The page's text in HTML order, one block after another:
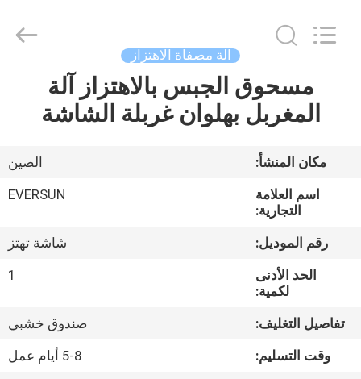
مسكن
عرض
الافتراضي
معلومات
عنا
آلة مصفاة الاهتزاز
مسحوق الجبس بالاهتزاز آلة
المغربل بهلوان غربلة الشاشة
مكان المنشأ:
الصين
اسم العلامة
التجارية:
EVERSUN
رقم الموديل:
شاشة تهتز
الحد الأدنى
لكمية:
1
تفاصيل التغليف:
صندوق خشبي
وقت التسليم:
5-8 أيام عمل